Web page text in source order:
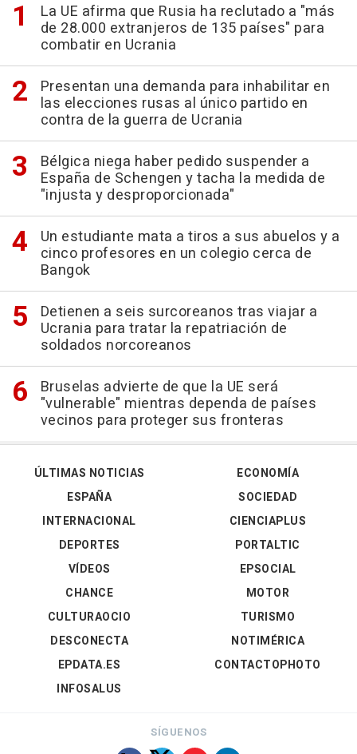
La UE afirma que Rusia ha reclutado a "más
de 28.000 extranjeros de 135 países" para
combatir en Ucrania
Presentan una demanda para inhabilitar en
las elecciones rusas al único partido en
contra de la guerra de Ucrania
Bélgica niega haber pedido suspender a
España de Schengen y tacha la medida de
"injusta y desproporcionada"
Un estudiante mata a tiros a sus abuelos y a
cinco profesores en un colegio cerca de
Bangok
Detienen a seis surcoreanos tras viajar a
Ucrania para tratar la repatriación de
soldados norcoreanos
Bruselas advierte de que la UE será
"vulnerable" mientras dependa de países
vecinos para proteger sus fronteras
ÚLTIMAS NOTICIAS
ESPAÑA
INTERNACIONAL
DEPORTES
VÍDEOS
ECONOMÍA
SOCIEDAD
CIENCIAPLUS
PORTALTIC
EPSOCIAL
CHANCE
CULTURAOCIO
DESCONECTA
EPDATA.ES
INFOSALUS
MOTOR
TURISMO
NOTIMÉRICA
CONTACTOPHOTO
SÍGUENOS